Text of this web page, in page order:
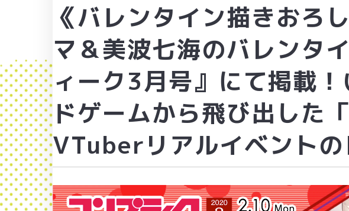
《バレンタイン描きおろ
マ＆美波七海のバレンタ
ィーク3月号』にて掲載
ドゲームから飛び出した
VTuberリアルイベントの